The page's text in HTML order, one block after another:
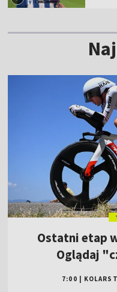
Ostatni etap
Oglądaj
7:00